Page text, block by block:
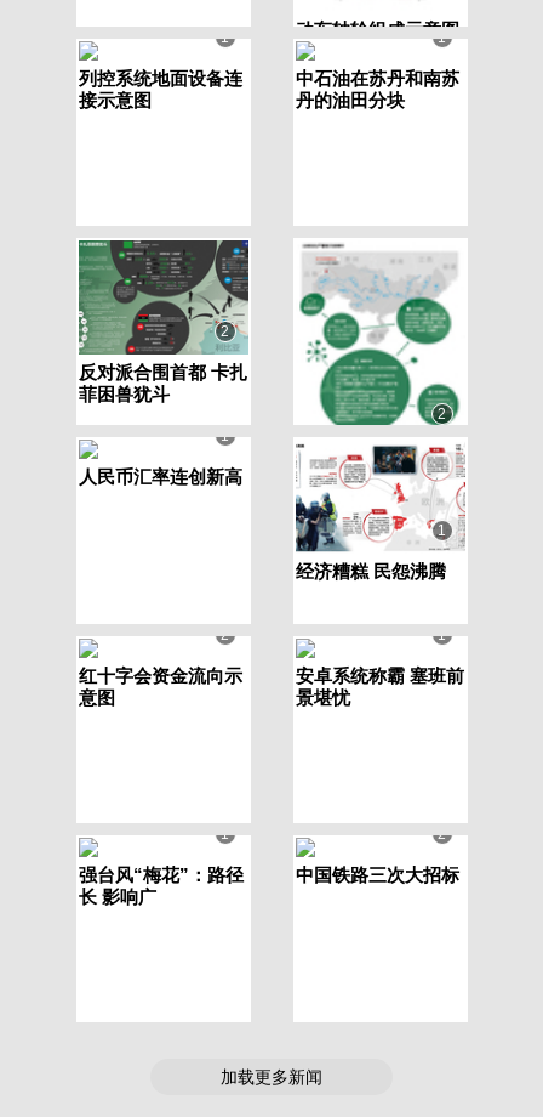
动车轴轮组成示意图
1
列控系统地面设备连
接示意图
1
中石油在苏丹和南苏
丹的油田分块
2
反对派合围首都 卡扎
菲困兽犹斗
2
云南发生严重铬污染
事件
1
人民币汇率连创新高
1
经济糟糕 民怨沸腾
2
红十字会资金流向示
意图
1
安卓系统称霸 塞班前
景堪忧
1
强台风“梅花”：路径
长 影响广
2
中国铁路三次大招标
加载更多新闻